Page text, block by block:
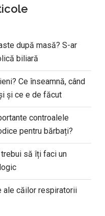
după masă? S-ar
biliară
Ce înseamnă, când
și ce e de făcut
controalele
pentru bărbați?
să îți faci un
ale căilor respiratorii